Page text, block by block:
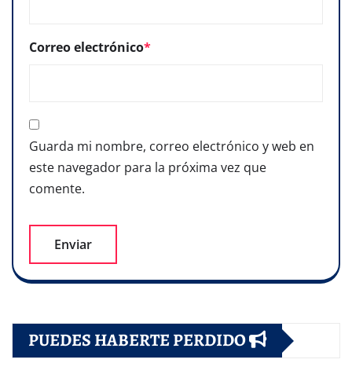
Correo electrónico*
Guarda mi nombre, correo electrónico y web en
este navegador para la próxima vez que
comente.
PUEDES HABERTE PERDIDO